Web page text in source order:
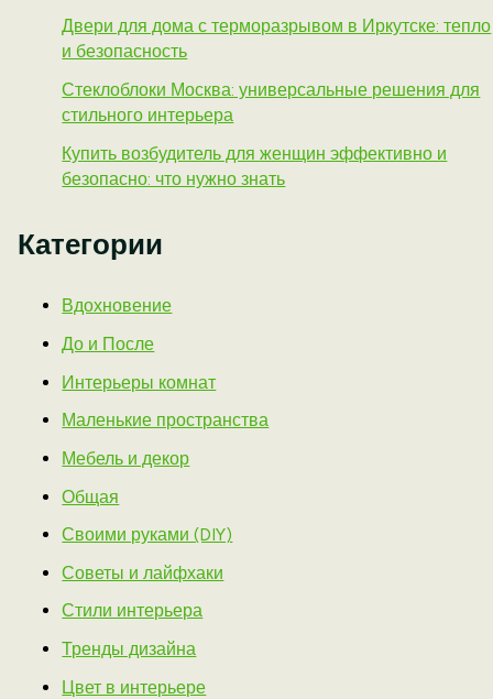
Двери для дома с терморазрывом в Иркутске: тепло
и безопасность
Стеклоблоки Москва: универсальные решения для
стильного интерьера
Купить возбудитель для женщин эффективно и
безопасно: что нужно знать
Категории
Вдохновение
До и После
Интерьеры комнат
Маленькие пространства
Мебель и декор
Общая
Своими руками (DIY)
Советы и лайфхаки
Стили интерьера
Тренды дизайна
Цвет в интерьере